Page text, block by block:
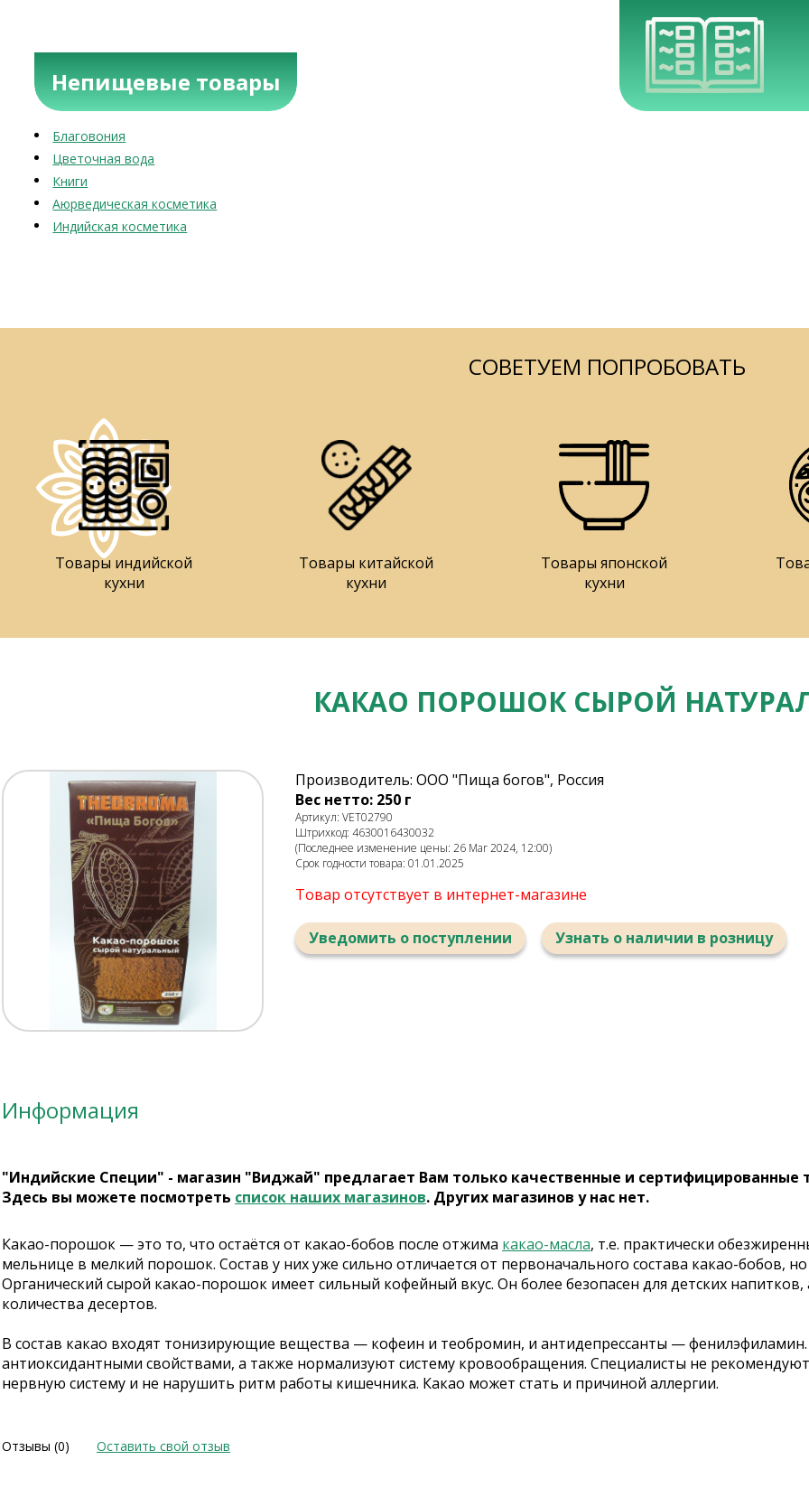
Непищевые товары
Благовония
Цветочная вода
Книги
Аюрведическая косметика
Индийская косметика
СОВЕТУЕМ ПОПРОБОВАТЬ
Товары индийской
кухни
Товары китайской
кухни
Товары японской
кухни
КАКАО ПОРОШОК СЫРОЙ
Производитель: ООО "Пища богов", Россия
Вес нетто: 250 г
Артикул: VET02790
Штрихкод: 4630016430032
(Последнее изменение цены: 26 Mar 2024, 12:00)
Срок годности товара: 01.01.2025
Товар отсутствует в интернет-магазине
Уведомить о поступлении Узнать о наличии в розницу
Информация
"Индийские Специи" - магазин "Виджай" предлагает Вам только качественные и сертифицированные
Здесь вы можете посмотреть список наших магазинов. Других магазинов у нас нет.
Какао-порошок — это то, что остаётся от какао-бобов после отжима какао-масла, т.е. практически
мельнице в мелкий порошок. Состав у них уже сильно отличается от первоначального состава какао-бобов,
Органический сырой какао-порошок имеет сильный кофейный вкус. Он более безопасен для детских
количества десертов.
В состав какао входят тонизирующие вещества — кофеин и теобромин, и антидепрессанты —
антиоксидантными свойствами, а также нормализуют систему кровообращения. Специалисты не
нервную систему и не нарушить ритм работы кишечника. Какао может стать и причиной аллергии.
Отзывы (0) Оставить свой отзыв